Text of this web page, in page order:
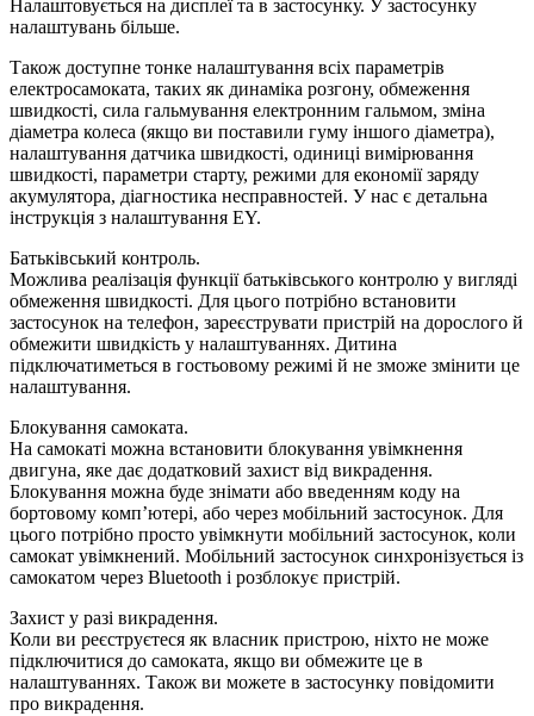
Налаштовується на дисплеї та в застосунку. У застосунку
налаштувань більше.
Також доступне тонке налаштування всіх параметрів
електросамоката, таких як динаміка розгону, обмеження
швидкості, сила гальмування електронним гальмом, зміна
діаметра колеса (якщо ви поставили гуму іншого діаметра),
налаштування датчика швидкості, одиниці вимірювання
швидкості, параметри старту, режими для економії заряду
акумулятора, діагностика несправностей. У нас є детальна
інструкція з налаштування EY.
Батьківський контроль.
Можлива реалізація функції батьківського контролю у вигляді
обмеження швидкості. Для цього потрібно встановити
застосунок на телефон, зареєструвати пристрій на дорослого й
обмежити швидкість у налаштуваннях. Дитина
підключатиметься в гостьовому режимі й не зможе змінити це
налаштування.
Блокування самоката.
На самокаті можна встановити блокування увімкнення
двигуна, яке дає додатковий захист від викрадення.
Блокування можна буде знімати або введенням коду на
бортовому комп’ютері, або через мобільний застосунок. Для
цього потрібно просто увімкнути мобільний застосунок, коли
самокат увімкнений. Мобільний застосунок синхронізується із
самокатом через Bluetooth і розблокує пристрій.
Захист у разі викрадення.
Коли ви реєструєтеся як власник пристрою, ніхто не може
підключитися до самоката, якщо ви обмежите це в
налаштуваннях. Також ви можете в застосунку повідомити
про викрадення.